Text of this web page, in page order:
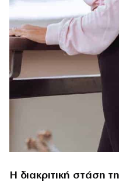
Η διακριτική στάση